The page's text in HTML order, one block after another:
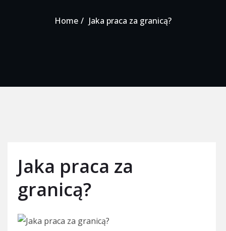
Home Jaka praca za granicą?
Jaka praca za
granicą?